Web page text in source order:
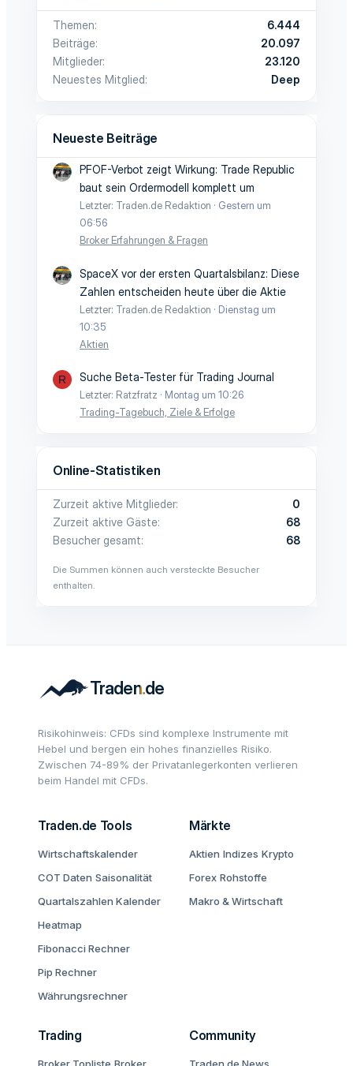
Themen
6.444
Beiträge
20.097
Mitglieder
23.120
Neuestes Mitglied
Deep
Neueste Beiträge
PFOF-Verbot zeigt Wirkung: Trade Republic
baut sein Ordermodell komplett um
Letzter: Traden.de Redaktion
Gestern um
06:56
Broker Erfahrungen & Fragen
SpaceX vor der ersten Quartalsbilanz: Diese
Zahlen entscheiden heute über die Aktie
Letzter: Traden.de Redaktion
Dienstag um
10:35
Aktien
R Suche Beta-Tester für Trading Journal
Letzter: Ratzfratz
Montag um 10:26
Trading-Tagebuch, Ziele & Erfolge
Online-Statistiken
Zurzeit aktive Mitglieder
0
Zurzeit aktive Gäste
68
Besucher gesamt
68
Die Summen können auch versteckte Besucher
enthalten.
Risikohinweis: CFDs sind komplexe Instrumente mit
Hebel und bergen ein hohes finanzielles Risiko.
Zwischen 74-89% der Privatanlegerkonten verlieren
beim Handel mit CFDs.
Traden.de Tools
Wirtschaftskalender
COT Daten Saisonalität
Quartalszahlen Kalender
Heatmap
Fibonacci Rechner
Pip Rechner
Währungsrechner
Märkte
Aktien Indizes Krypto
Forex Rohstoffe
Makro & Wirtschaft
Trading Community